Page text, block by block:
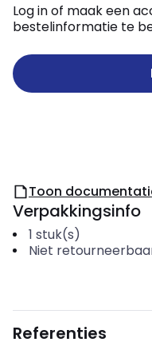
Log in of maak een
bestelinformatie te
Toon
Verpakkingsinfo
1 stuk(s)
Niet
Referenties